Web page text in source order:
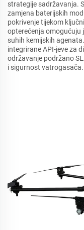
strategije sadržavanja.
zamjena baterijskih
pokrivenje tijekom
opterećenja omogućuju
suhih kemijskih
integrirane API-jeve za
održavanje podržano
i sigurnost vatrogasača.